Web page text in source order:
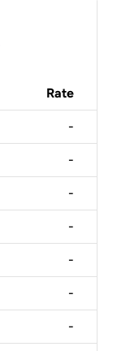
Rate
-
-
-
-
-
-
-